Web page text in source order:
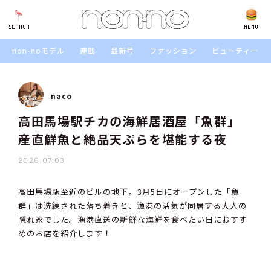
SEARCH MENU
SEARCH
non-noモデル 連載 最新号 ファッション ビューティー
naco
高田馬場駅チカの海鮮居酒屋「魚群」
産直鮮魚と絶品天ぷらを堪能する夜
2026.07.03
高田馬場駅至近のビルの地下。3月5日にオープンした「魚
群」は洗練された落ち着きと、漁港の活気が同居する大人の
隠れ家でした。漁港直送の新鮮な海鮮を食べたい日におすす
めのお店を紹介します！